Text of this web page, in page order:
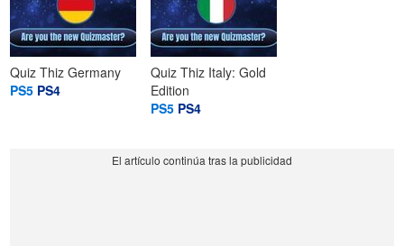
Quiz Thiz Germany
PS5 PS4
Quiz Thiz Italy: Gold
Edition
PS5 PS4